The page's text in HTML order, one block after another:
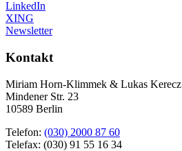
LinkedIn
XING
Newsletter
Kontakt
Miriam Horn-Klimmek & Lukas Kerecz
Mindener Str. 23
10589 Berlin
Telefon: (030) 2000 87 60
Telefax: (030) 91 55 16 34